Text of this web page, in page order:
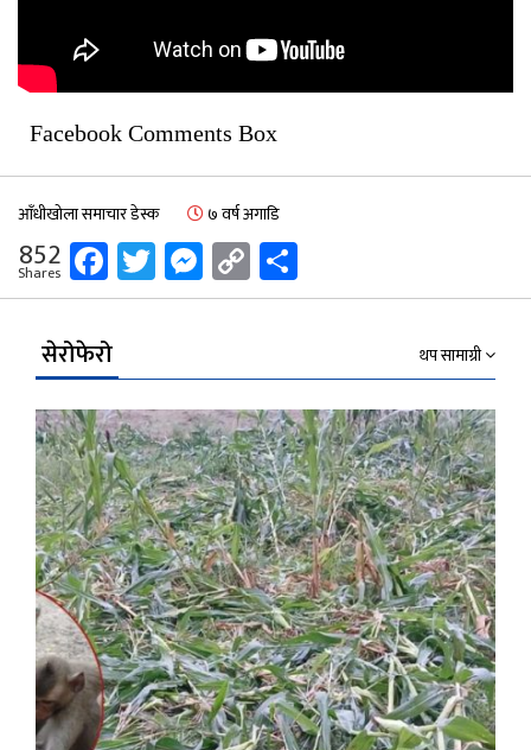
Facebook Comments Box
आँधीखोला समाचार डेस्क ७ वर्ष अगाडि
852
Shares Facebook
Twitter
Messenger
Copy
Link
सेरोफेरो थप सामाग्री